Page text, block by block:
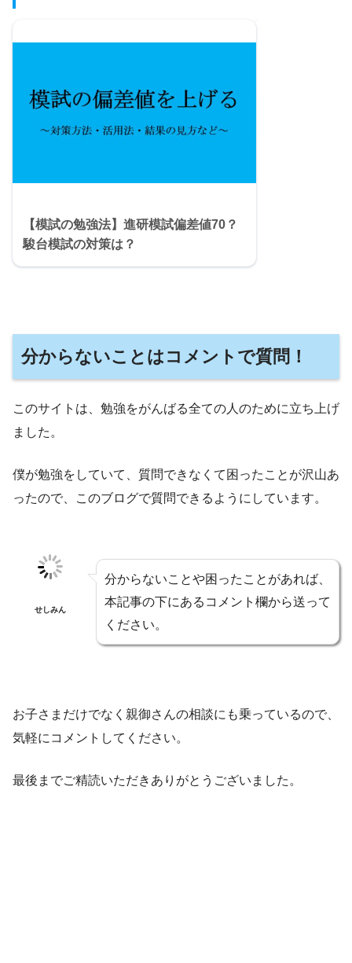
【模試の勉強法】進研模試偏差値70？
駿台模試の対策は？
分からないことはコメントで質問！
このサイトは、勉強をがんばる全ての人のために立ち上げ
ました。
僕が勉強をしていて、質問できなくて困ったことが沢山あ
ったので、このブログで質問できるようにしています。
せしみん
分からないことや困ったことがあれば、
本記事の下にあるコメント欄から送って
ください。
お子さまだけでなく親御さんの相談にも乗っているので、
気軽にコメントしてください。
最後までご精読いただきありがとうございました。